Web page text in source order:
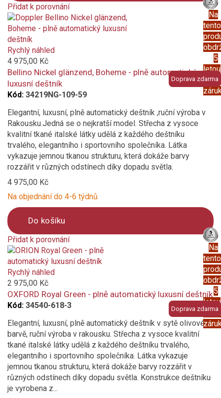
Na
tento
5
letou
Přidat k porovnání
Product
is
added
to
compare
Doprava zdarma
Na
tento
5
letou
Rychlý náhled
4 975,00 Kč
Bellino Nickel glänzend, Boheme - plně automatický
luxusní deštník
Kód: 34219NG-109-59
Elegantní, luxusní, plně automatický deštník ,ruční výroba v
Rakousku.Jedná se o nejkratší model. Střecha z vysoce
kvalitní tkané italské látky udělá z každého deštníku
trvalého, elegantního i sportovního společníka. Látka
vykazuje jemnou tkanou strukturu, která dokáže barvy
rozzářit v různých odstínech díky dopadu světla.
4 975,00 Kč
Na objednání do 4-6 týdnů
Do košíku
Přidat k porovnání
Product
is
added
to
compare
Doprava zdarma
Rychlý náhled
2 975,00 Kč
OXFORD Royal Green - plně automatický luxusní deštník
Kód: 34540-618-3
Elegantní, luxusní, plně automatický deštník v sytě olivové
barvě, ruční výroba v rakousku. Střecha z vysoce kvalitní
tkané italské látky udělá z každého deštníku trvalého,
elegantního i sportovního společníka. Látka vykazuje
jemnou tkanou strukturu, která dokáže barvy rozzářit v
různých odstínech díky dopadu světla. Konstrukce deštníku
je vyrobena z...